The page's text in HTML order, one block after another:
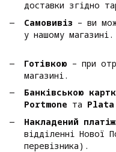
доставки згідно
Самовивіз – ви
у нашому магазині.
Готівкою – при
магазині.
Банківською
Portmone та Plata
Накладений платіж
відділенні Нової
перевізника).